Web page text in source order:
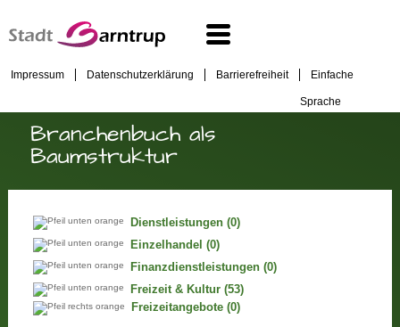
Impressum Datenschutzerklärung Barrierefreiheit Einfache
Sprache
Branchenbuch als
Baumstruktur
Dienstleistungen (0)
Einzelhandel (0)
Finanzdienstleistungen (0)
Freizeit & Kultur (53)
Freizeitangebote (0)